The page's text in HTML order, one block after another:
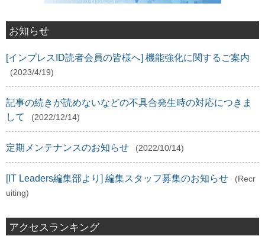
お知らせ
[インプレスID読者会員の皆様へ] 機能強化に関するご案内
(2023/4/19)
記事の続きが読めないなどの不具合発生時の対応につきま
して
(2022/12/14)
定期メンテナンスのお知らせ (2022/10/14)
[IT Leaders編集部より] 編集スタッフ募集のお知らせ
(Recr
uiting)
アクセスランキング